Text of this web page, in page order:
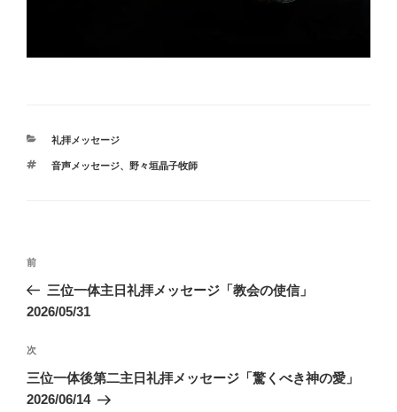
カ
ゴ
礼拝メッセージ
タ
音声メッセージ、野々垣晶子牧師
投
ナ
ゲ
ー
シ
前
の
投
前
三位一体主日礼拝メッセージ「教会の使信」
2026/05/31
次
の
投
次
三位一体後第二主日礼拝メッセージ「驚くべき神の愛」
2026/06/14